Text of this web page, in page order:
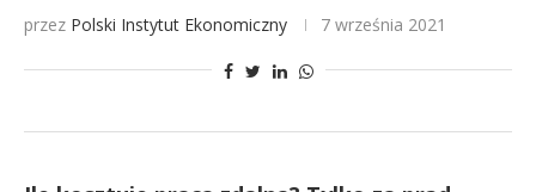
przez Polski Instytut Ekonomiczny 7 września 2021